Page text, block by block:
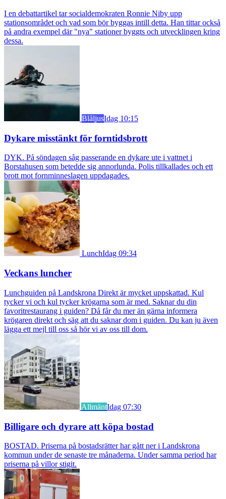
I en debattartikel tar socialdemokraten Ronnie Niby upp
stationsområdet och vad som bör byggas intill detta. Han tittar också
på andra exempel där "nya" stationer byggts och utvecklingen kring
dessa.
BlåljusIdag 10:15
Dykare misstänkt för forntidsbrott
DYK. På söndagen såg passerande en dykare ute i vattnet i
Borstahusen som betedde sig annorlunda. Polis tillkallades och ett
brott mot fornminneslagen uppdagades.
LunchIdag 09:34
Veckans luncher
Lunchguiden på Landskrona Direkt är mycket uppskattad. Kul
tycker vi och kul tycker krögarna som är med. Saknar du din
favoritrestaurang i guiden? Då får du mer än gärna informera
krögaren direkt och säg att du saknar dom i guiden. Du kan ju även
lägga ett mejl till oss så hör vi av oss till dom.
AllmäntIdag 07:30
Billigare och dyrare att köpa bostad
BOSTAD. Priserna på bostadsrätter har gått ner i Landskrona
kommun under de senaste tre månaderna. Under samma period har
priserna på villor stigit.